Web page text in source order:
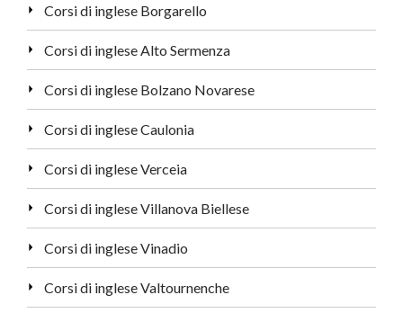
Corsi di inglese Borgarello
Corsi di inglese Alto Sermenza
Corsi di inglese Bolzano Novarese
Corsi di inglese Caulonia
Corsi di inglese Verceia
Corsi di inglese Villanova Biellese
Corsi di inglese Vinadio
Corsi di inglese Valtournenche